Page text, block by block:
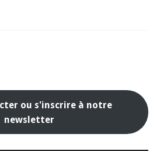
ou s'inscrire à notre
newsletter